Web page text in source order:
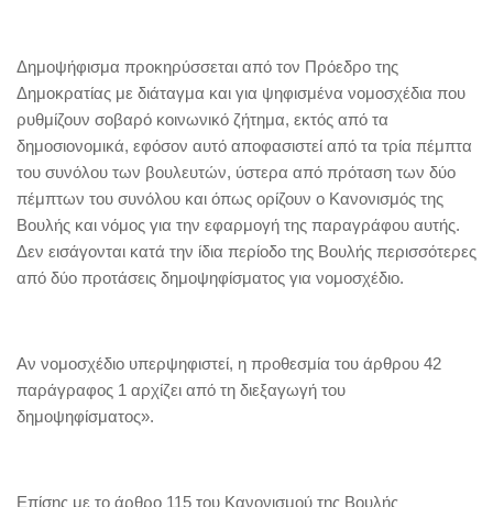
Δημοψήφισμα προκηρύσσεται από τον Πρόεδρο της
Δημοκρατίας με διάταγμα και για ψηφισμένα νομοσχέδια που
ρυθμίζουν σοβαρό κοινωνικό ζήτημα, εκτός από τα
δημοσιονομικά, εφόσον αυτό αποφασιστεί από τα τρία πέμπτα
του συνόλου των βουλευτών, ύστερα από πρόταση των δύο
πέμπτων του συνόλου και όπως ορίζουν ο Kανονισμός της
Bουλής και νόμος για την εφαρμογή της παραγράφου αυτής.
Δεν εισάγονται κατά την ίδια περίοδο της Bουλής περισσότερες
από δύο προτάσεις δημοψηφίσματος για νομοσχέδιο.
Aν νομοσχέδιο υπερψηφιστεί, η προθεσμία του άρθρου 42
παράγραφος 1 αρχίζει από τη διεξαγωγή του
δημοψηφίσματος».
Επίσης με το άρθρο 115 του Κανονισμού της Βουλής